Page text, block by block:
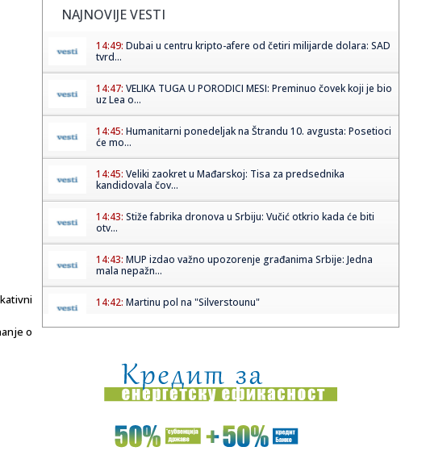
o
NAJNOVIJE VESTI
14:49: Dubai u centru kripto-afere od četiri milijarde dolara: SAD
tvrd...
14:47: VELIKA TUGA U PORODICI MESI: Preminuo čovek koji je bio
uz Lea o...
14:45: Humanitarni ponedeljak na Štrandu 10. avgusta: Posetioci
će mo...
14:45: Veliki zaokret u Mađarskoj: Tisa za predsednika
kandidovala čov...
14:43: Stiže fabrika dronova u Srbiju: Vučić otkrio kada će biti
otv...
14:43: MUP izdao važno upozorenje građanima Srbije: Jedna
mala nepažn...
14:42: Martinu pol na "Silverstounu"
14:40:Arsenalovo pakleno pojačanje za odbranu titule: Stigao je
Bruno ...
14:39:Airbnb beleži veliku potražnju širom sveta, akcije porasle
dev...